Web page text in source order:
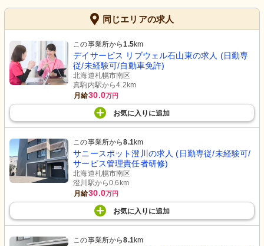
同じエリアの求人
この事業所から1.5km
デイサービス リブウェル石山東の求人 (日勤専
従/未経験可/自動車免許)
北海道札幌市南区
真駒内駅から4.2km
月給30.0万円
お気に入り に追加
この事業所から8.1km
サニースポット澄川の求人 (日勤専従/未経験可/
サービス管理責任者研修)
北海道札幌市南区
澄川駅から0.6km
月給30.0万円
お気に入り に追加
この事業所から8.1km